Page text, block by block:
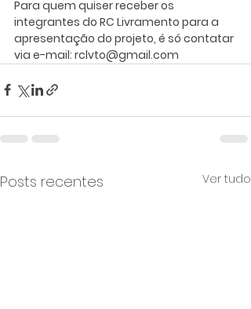
Para quem quiser receber os
integrantes do RC Livramento para a
apresentação do projeto, é só contatar
via e-mail: rclvto@gmail.com
Posts recentes Ver tudo